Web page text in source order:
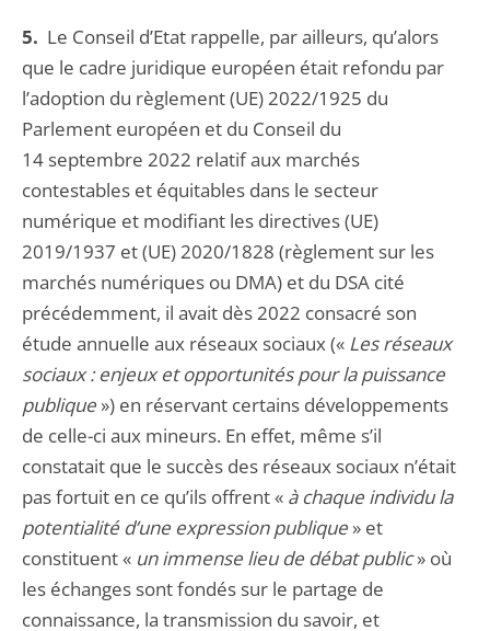
5. Le Conseil d’Etat rappelle, par ailleurs, qu’alors
que le cadre juridique européen était refondu par
l’adoption du règlement (UE) 2022/1925 du
Parlement européen et du Conseil du
14 septembre 2022 relatif aux marchés
contestables et équitables dans le secteur
numérique et modifiant les directives (UE)
2019/1937 et (UE) 2020/1828 (règlement sur les
marchés numériques ou DMA) et du DSA cité
précédemment, il avait dès 2022 consacré son
étude annuelle aux réseaux sociaux (« Les réseaux
sociaux : enjeux et opportunités pour la puissance
publique ») en réservant certains développements
de celle-ci aux mineurs. En effet, même s’il
constatait que le succès des réseaux sociaux n’était
pas fortuit en ce qu’ils offrent « à chaque individu la
potentialité d’une expression publique » et
constituent « un immense lieu de débat public» où
les échanges sont fondés sur le partage de
connaissance, la transmission du savoir, et